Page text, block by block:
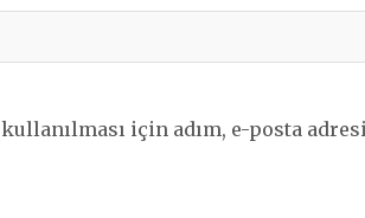
için adım, e-posta